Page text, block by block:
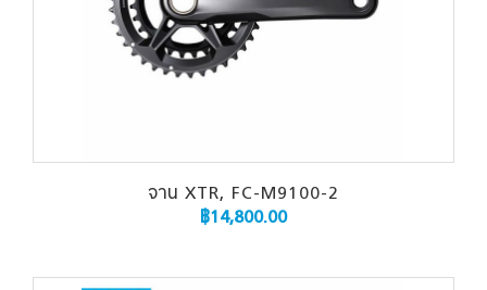
จาน XTR, FC-M9100-2
฿14,800.00